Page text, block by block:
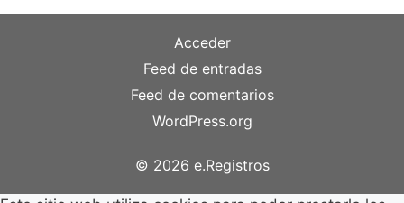
Acceder
Feed de entradas
Feed de comentarios
WordPress.org
© 2026 e.Registros